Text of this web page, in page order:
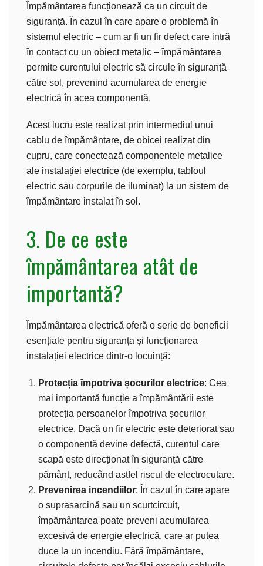
Împământarea funcționează ca un circuit de
siguranță. În cazul în care apare o problemă în
sistemul electric – cum ar fi un fir defect care intră
în contact cu un obiect metalic – împământarea
permite curentului electric să circule în siguranță
către sol, prevenind acumularea de energie
electrică în acea componentă.
Acest lucru este realizat prin intermediul unui
cablu de împământare, de obicei realizat din
cupru, care conectează componentele metalice
ale instalației electrice (de exemplu, tabloul
electric sau corpurile de iluminat) la un sistem de
împământare instalat în sol.
3. De ce este
împământarea atât de
importantă?
Împământarea electrică oferă o serie de beneficii
esențiale pentru siguranța și funcționarea
instalației electrice dintr-o locuință:
Protecția împotriva șocurilor electrice: Cea
mai importantă funcție a împământării este
protecția persoanelor împotriva șocurilor
electrice. Dacă un fir electric este deteriorat sau
o componentă devine defectă, curentul care
scapă este direcționat în siguranță către
pământ, reducând astfel riscul de electrocutare.
Prevenirea incendiilor: În cazul în care apare
o suprasarcină sau un scurtcircuit,
împământarea poate preveni acumularea
excesivă de energie electrică, care ar putea
duce la un incendiu. Fără împământare,